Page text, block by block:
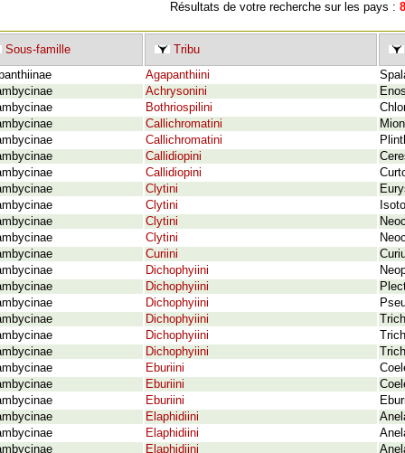
Résultats de votre recherche sur les pays :
Sous-famille Tribu
Agapanthiini
Achrysonini
Bothriospilini
Callichromatini
Callichromatini
Callidiopini
Callidiopini
Clytini
Clytini
Clytini
Clytini
Curiini
Dichophyiini
Dichophyiini
Dichophyiini
Dichophyiini
Dichophyiini
Dichophyiini
Eburiini
Eburiini
Eburiini
Elaphidiini
Elaphidiini
Elaphidiini